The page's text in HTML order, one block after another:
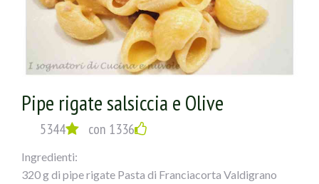
Pipe rigate salsiccia e Olive
5344 con 1336
Ingredienti:
320 g di pipe rigate Pasta di Franciacorta Valdigrano